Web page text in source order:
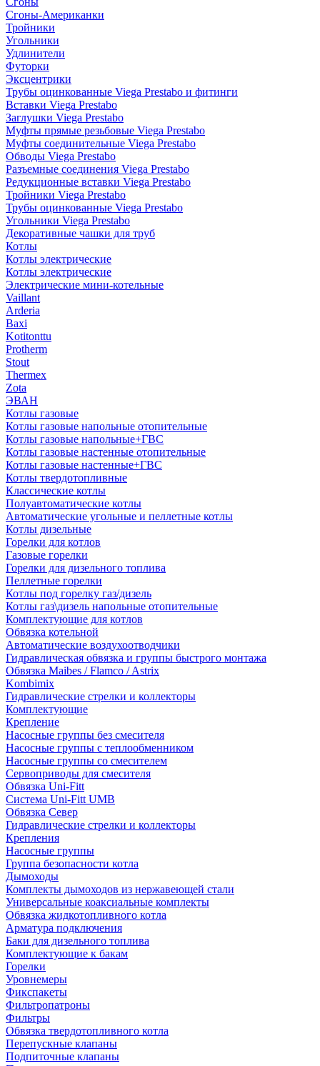
Сгоны-Американки
Тройники
Угольники
Удлинители
Футорки
Эксцентрики
Трубы оцинкованные Viega Prestabo и фитинги
Вставки Viega Prestabo
Заглушки Viega Prestabo
Муфты прямые резьбовые Viega Prestabo
Муфты соединительные Viega Prestabo
Обводы Viega Prestabo
Разъемные соединения Viega Prestabo
Редукционные вставки Viega Prestabo
Тройники Viega Prestabo
Трубы оцинкованные Viega Prestabo
Угольники Viega Prestabo
Декоративные чашки для труб
Котлы
Котлы электрические
Котлы электрические
Электрические мини-котельные
Vaillant
Arderia
Baxi
Kotitonttu
Protherm
Stout
Thermex
Zota
ЭВАН
Котлы газовые
Котлы газовые напольные отопительные
Котлы газовые напольные+ГВС
Котлы газовые настенные отопительные
Котлы газовые настенные+ГВС
Котлы твердотопливные
Классические котлы
Полуавтоматические котлы
Автоматические угольные и пеллетные котлы
Котлы дизельные
Горелки для котлов
Газовые горелки
Горелки для дизельного топлива
Пеллетные горелки
Котлы под горелку газ/дизель
Котлы газ\дизель напольные отопительные
Комплектующие для котлов
Обвязка котельной
Автоматические воздухоотводчики
Гидравлическая обвязка и группы быстрого монтажа
Обвязка Maibes / Flamco / Astrix
Kombimix
Гидравлические стрелки и коллекторы
Комплектующие
Крепление
Насосные группы без смесителя
Насосные группы с теплообменником
Насосные группы со смесителем
Сервоприводы для смесителя
Обвязка Uni-Fitt
Система Uni-Fitt UMB
Обвязка Север
Гидравлические стрелки и коллекторы
Крепления
Насосные группы
Группа безопасности котла
Дымоходы
Комплекты дымоходов из нержавеющей стали
Универсальные коаксиальные комплекты
Обвязка жидкотопливного котла
Арматура подключения
Баки для дизельного топлива
Комплектующие к бакам
Горелки
Уровнемеры
Фикспакеты
Фильтропатроны
Фильтры
Обвязка твердотопливного котла
Перепускные клапаны
Подпиточные клапаны